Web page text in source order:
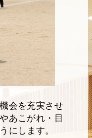
会を充実させ
あこがれ・目
にします。